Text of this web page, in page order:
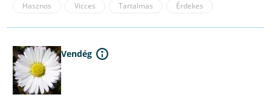
Hasznos Vicces Tartalmas Érdekes
Vendég